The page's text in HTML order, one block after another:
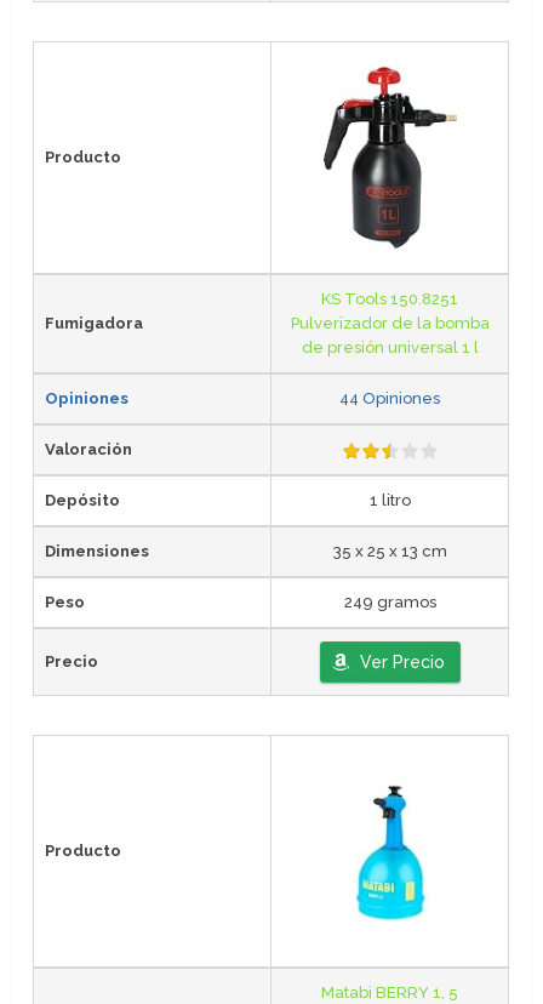
Producto
Fumigadora
KS Tools 150.8251
Pulverizador de la bomba
de presión universal 1 l
Opiniones 44 Opiniones
Valoración
Depósito 1 litro
Dimensiones 35 x 25 x 13 cm
Peso 249 gramos
Precio Ver Precio
Producto
Matabi BERRY 1, 5